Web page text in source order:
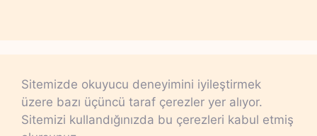
Sitemizde okuyucu deneyimini iyileştirmek
üzere bazı üçüncü taraf çerezler yer alıyor.
Sitemizi kullandığınızda bu çerezleri kabul etmiş